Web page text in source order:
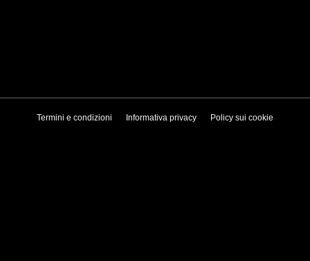
Termini e condizioni Informativa privacy Policy sui cookie